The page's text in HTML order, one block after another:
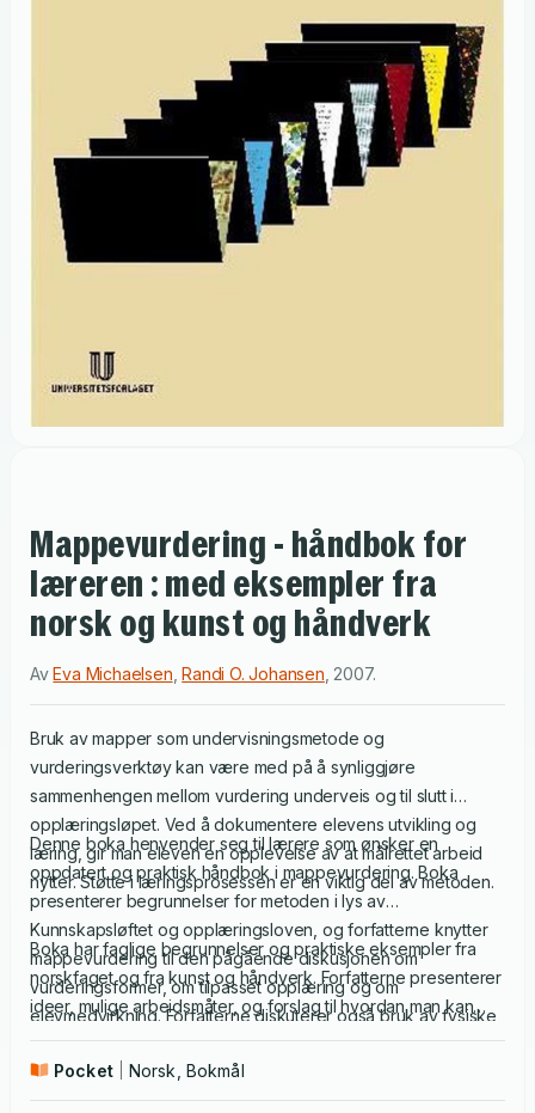
Mappevurdering - håndbok for
læreren : med eksempler fra
norsk og kunst og håndverk
AvEva Michaelsen ,Randi O. Johansen 2007.
Bruk av mapper som undervisningsmetode og
vurderingsverktøy kan være med på å synliggjøre
sammenhengen mellom vurdering underveis og til slutt i
opplæringsløpet. Ved å dokumentere elevens utvikling og
læring, gir man eleven en opplevelse av at målrettet arbeid
nytter. Støtte i læringsprosessen er en viktig del av metoden.
Denne boka henvender seg til lærere som ønsker en
oppdatert og praktisk håndbok i mappevurdering. Boka
presenterer begrunnelser for metoden i lys av
Kunnskapsløftet og opplæringsloven, og forfatterne knytter
mappevurdering til den pågående diskusjonen om
vurderingsformer, om tilpasset opplæring og om
elevmedvirkning. Forfatterne diskuterer også bruk av fysiske
og digitale mapper i lys av framveksten av digitale
læringsmiljøsystemer.
Boka har faglige begrunnelser og praktiske eksempler fra
norskfaget og fra kunst og håndverk. Forfatterne presenterer
ideer, mulige arbeidsmåter, og forslag til hvordan man kan
konteksten man opererer i. I tillegg drøfter forfatterne
Pocket Norsk, Bokmål